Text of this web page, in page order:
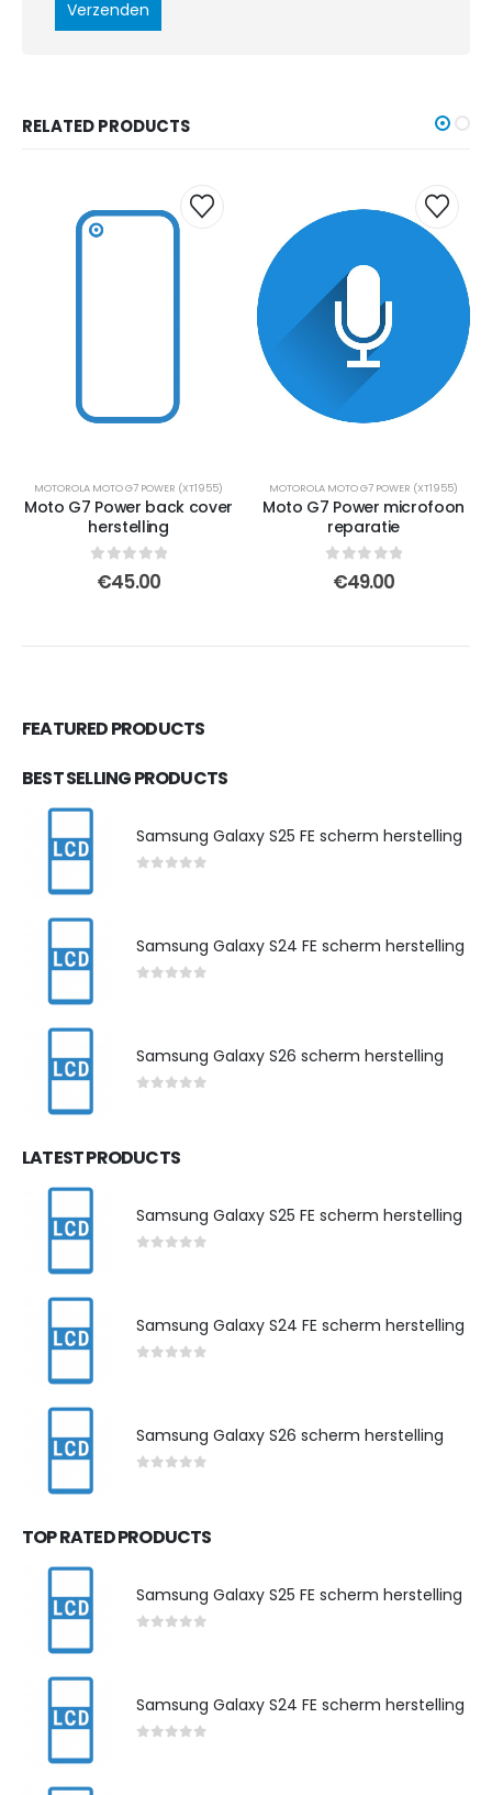
RELATED PRODUCTS
MOTOROLA MOTO G7 POWER (XT1955)
Moto G7 Power back cover
herstelling
out of 5
€45.00
MOTOROLA MOTO G7 POWER (XT1955)
Moto G7 Power microfoon
reparatie
out of 5
€49.00
FEATURED PRODUCTS
BEST SELLING PRODUCTS
Samsung Galaxy S25 FE scherm herstelling
Samsung Galaxy S24 FE scherm herstelling
Samsung Galaxy S26 scherm herstelling
LATEST PRODUCTS
Samsung Galaxy S25 FE scherm herstelling
Samsung Galaxy S24 FE scherm herstelling
Samsung Galaxy S26 scherm herstelling
TOP RATED PRODUCTS
Samsung Galaxy S25 FE scherm herstelling
Samsung Galaxy S24 FE scherm herstelling